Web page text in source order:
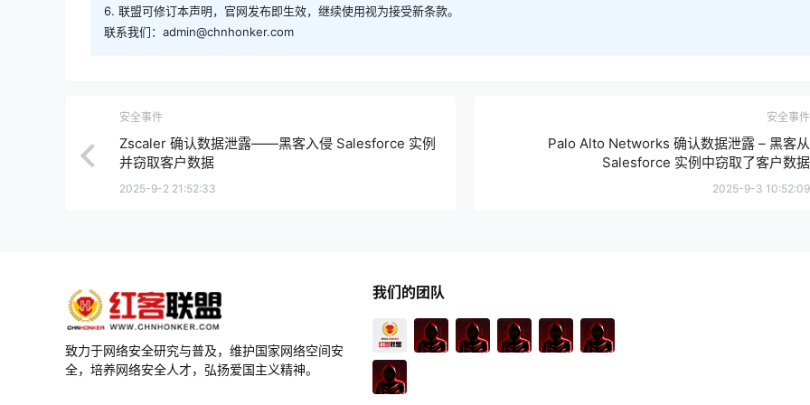
6. 联盟可修订本声明，官网发布即生效，继续使用视为接受新条款。
联系我们：admin@chnhonker.com
安全事件
Zscaler 确认数据泄露——黑客入侵 Salesforce 实例
并窃取客户数据
2025-9-2 21:52:33
安全事件
Palo Alto Networks 确认数据泄露 – 黑客从
Salesforce 实例中窃取了客户数据
2025-9-3 10:52:09
致力于网络安全研究与普及，维护国家网络空间安
全，培养网络安全人才，弘扬爱国主义精神。
我们的团队